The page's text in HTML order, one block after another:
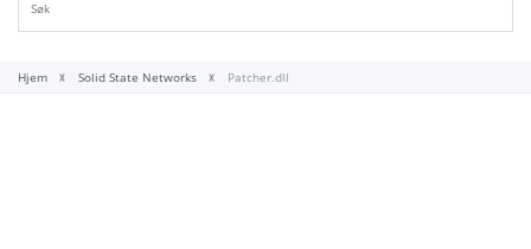
Hjem Solid State Networks Patcher.dll